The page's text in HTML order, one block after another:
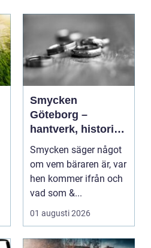
Smycken
Göteborg –
hantverk, historia
och personligt
uttryck
Smycken säger något
om vem bäraren är, var
hen kommer ifrån och
vad som &...
01 augusti 2026